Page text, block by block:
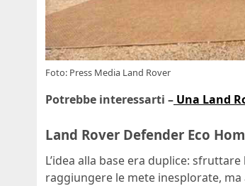
Foto: Press Media Land Rover
Potrebbe interessarti – Una Land
Land Rover Defender Eco
L’idea alla base era duplice: sfruttare
raggiungere le mete inesplorate,